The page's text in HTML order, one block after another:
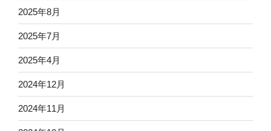
2025年8月
2025年7月
2025年4月
2024年12月
2024年11月